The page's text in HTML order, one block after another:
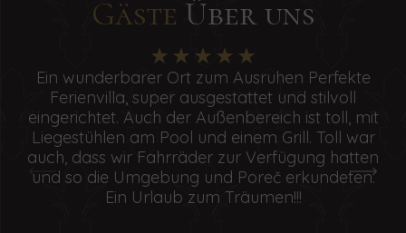
Gäste Über uns
Ein wunderbarer Ort zum Ausruhen Perfekte
Ferienvilla, super ausgestattet und stilvoll
eingerichtet. Auch der Außenbereich ist toll, mit
Liegestühlen am Pool und einem Grill. Toll war
auch, dass wir Fahrräder zur Verfügung hatten
und so die Umgebung und Poreč erkundeten.
Ein Urlaub zum Träumen!!!